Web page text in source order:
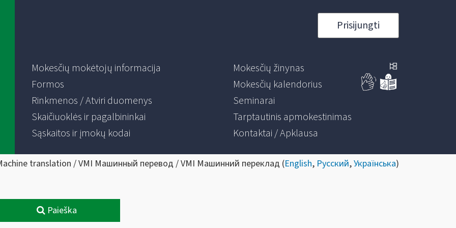
Prisijungti
Mokesčių mokėtojų informacija
Formos
Rinkmenos / Atviri duomenys
Skaičiuoklės ir pagalbininkai
Sąskaitos ir įmokų kodai
Mokesčių žinynas
Mokesčių kalendorius
Seminarai
Tarptautinis apmokestinimas
Kontaktai / Apklausa
translation / VMI Машинный перевод / VMI Машинний переклад (English, Русский,Українська)
Paieška